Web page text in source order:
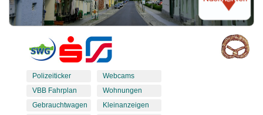
Polizeiticker
VBB Fahrplan
Gebrauchtwagen
Webcams
Wohnungen
Kleinanzeigen